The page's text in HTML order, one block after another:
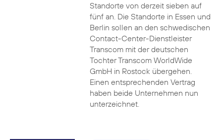
Standorte von derzeit sieben auf
fünf an. Die Standorte in Essen und
Berlin sollen an den schwedischen
Contact-Center-Dienstleister
Transcom mit der deutschen
Tochter Transcom WorldWide
GmbH in Rostock übergehen.
Einen entsprechenden Vertrag
haben beide Unternehmen nun
unterzeichnet.